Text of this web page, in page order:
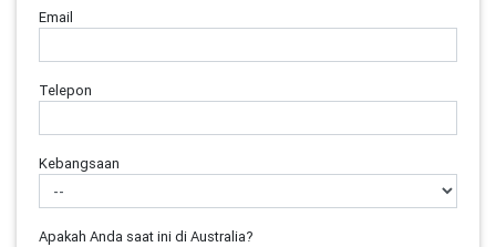
Email
Telepon
Kebangsaan
Apakah Anda saat ini di Australia?